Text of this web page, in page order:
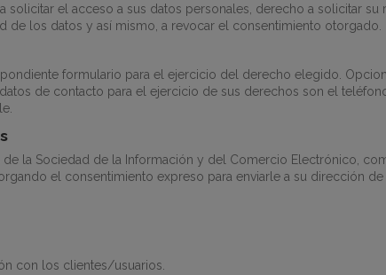
el acceso a sus datos personales, derecho a solicitar
de los datos y así mismo, a revocar el consentimiento otorgado.
formulario para el ejercicio del derecho elegido.
de contacto para el ejercicio de sus derechos son el
la Sociedad de la Información y del Comercio Electrónico,
el consentimiento expreso para enviarle a su dirección
con los clientes/usuarios.